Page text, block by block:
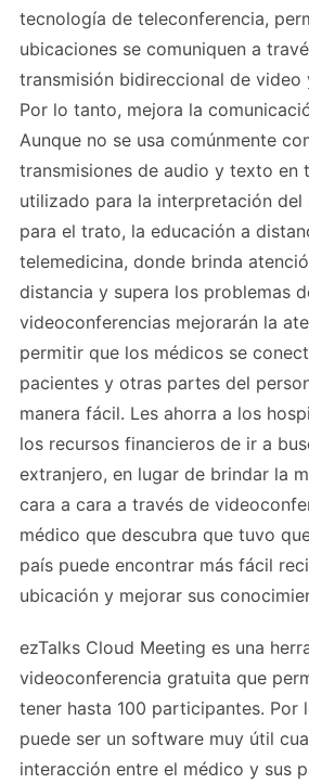
tecnología de teleconferencia,
ubicaciones se comuniquen a
transmisión bidireccional de video
Por lo tanto, mejora la
Aunque no se usa comúnmente
transmisiones de audio y texto en
utilizado para la interpretación del
para el trato, la educación a
telemedicina, donde brinda
distancia y supera los problemas
videoconferencias mejorarán la
permitir que los médicos se
pacientes y otras partes del
manera fácil. Les ahorra a los
los recursos financieros de ir a
extranjero, en lugar de brindar la
cara a cara a través de
médico que descubra que tuvo
país puede encontrar más fácil
ubicación y mejorar sus
ezTalks Cloud Meeting es una
videoconferencia gratuita que
tener hasta 100 participantes. Por
puede ser un software muy útil
interacción entre el médico y sus